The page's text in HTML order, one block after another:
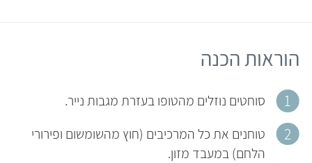
הוראות הכנה
סוחטים נוזלים מהטופו בעזרת מגבות נייר.
טוחנים את כל המרכיבים (חוץ מהשומשום ופירורי
הלחם) במעבד מזון.